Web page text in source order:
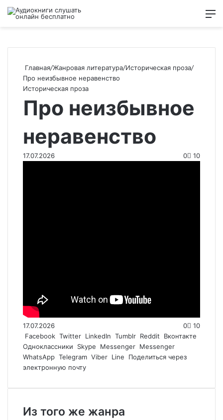
Switch
Главная/Жанровая литература/Историческая проза/
Про неизбывное неравенство
Историческая проза
Про неизбывное
неравенство
17.07.2026 0 10
17.07.2026 0
10
Facebook Twitter LinkedIn Tumblr Reddit
Вконтакте
Одноклассники
Skype Messenger Messenger
WhatsApp Telegram Viber Line
Поделиться через
электронную почту
Из того же жанра